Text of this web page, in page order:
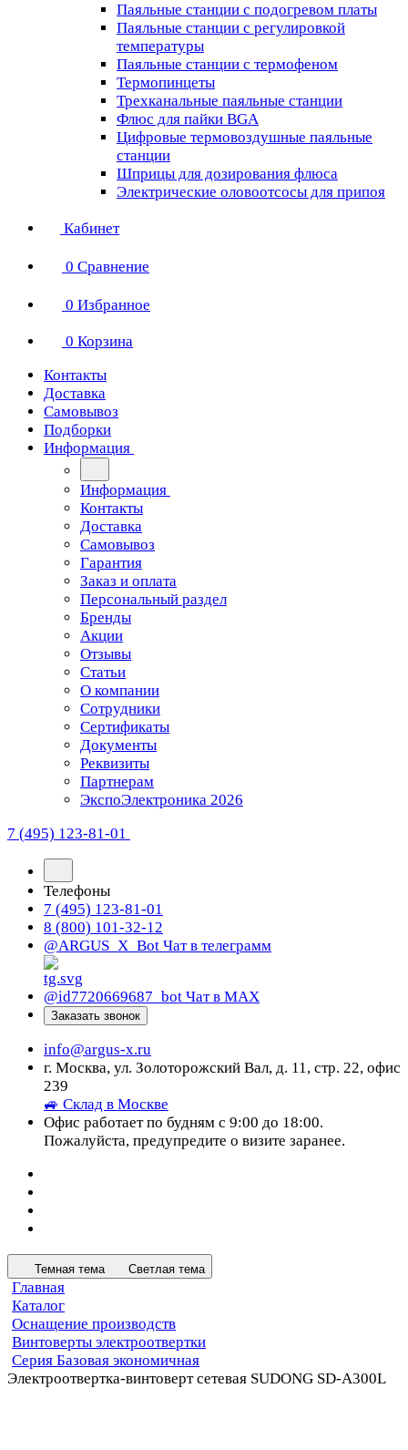
Паяльные станции с подогревом платы
Паяльные станции с регулировкой
температуры
Паяльные станции с термофеном
Термопинцеты
Трехканальные паяльные станции
Флюс для пайки BGA
Цифровые термовоздушные паяльные
станции
Шприцы для дозирования флюса
Электрические оловоотсосы для припоя
Кабинет
0 Сравнение
0 Избранное
0 Корзина
Контакты
Доставка
Самовывоз
Подборки
Информация
Информация
Контакты
Доставка
Самовывоз
Гарантия
Заказ и оплата
Персональный раздел
Бренды
Акции
Отзывы
Статьи
О компании
Сотрудники
Сертификаты
Документы
Реквизиты
Партнерам
ЭкспоЭлектроника 2026
7 (495) 123-81-01
Телефоны
7 (495) 123-81-01
8 (800) 101-32-12
@ARGUS_X_Bot Чат в телеграмм
@id7720669687_bot Чат в МАХ
Заказать звонок
info@argus-x.ru
г. Москва, ул. Золоторожский Вал, д. 11, стр. 22, офис
239
🚙 Склад в Москве
Офис работает по будням с 9:00 до 18:00.
Пожалуйста, предупредите о визите заранее.
Темная тема Светлая тема
Главная
Каталог
Оснащение производств
Винтоверты электроотвертки
Серия Базовая экономичная
Электроотвертка-винтоверт сетевая SUDONG SD-A300L